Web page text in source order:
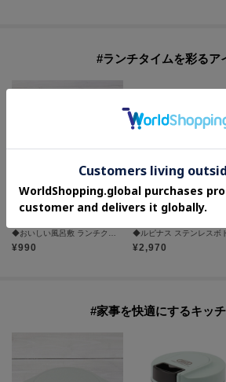
#ランチタイムを彩るア
¥990 ¥2,970
#家事を快適にするキッ